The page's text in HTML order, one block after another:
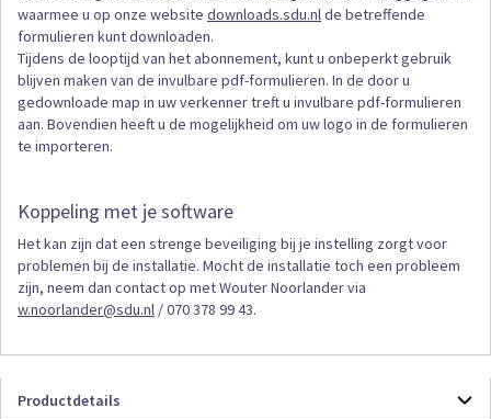
waarmee u op onze website downloads.sdu.nlde betreffende
formulieren kunt downloaden.
Tijdens de looptijd van het abonnement, kunt u onbeperkt gebruik
blijven maken van de invulbare pdf-formulieren. In de door u
gedownloade map in uw verkenner treft u invulbare pdf-formulieren
aan. Bovendien heeft u de mogelijkheid om uw logo in de formulieren
te importeren.
Koppeling met je software
Het kan zijn dat een strenge beveiliging bij je instelling zorgt voor
problemen bij de installatie. Mocht de installatie toch een probleem
zijn, neem dan contact op met Wouter Noorlander via
w.noorlander@sdu.nl / 070 378 99 43.
Productdetails